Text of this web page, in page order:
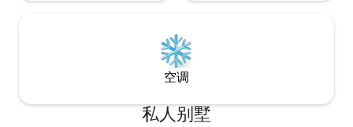
空调
私人别墅